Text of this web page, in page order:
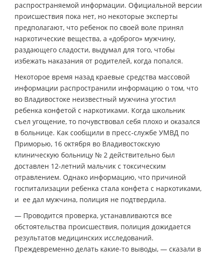
распространяемой информации. Официальной версии
происшествия пока нет, но некоторые эксперты
предполагают, что ребенок по своей воле принял
наркотические вещества, а «доброго» мужчину,
раздающего сладости, выдумал для того, чтобы
избежать наказания от родителей, когда попался.
Некоторое время назад краевые средства массовой
информации распространили информацию о том, что
во Владивостоке неизвестный мужчина угостил
ребенка конфетой с наркотиками. Когда школьник
съел угощение, то почувствовал себя плохо и оказался
в больнице. Как сообщили в пресс-службе УМВД по
Приморью, 16 октября во Владивостокскую
клиническую больницу № 2 действительно был
доставлен 12-летний мальчик с токсическим
отравлением. Однако информацию, что причиной
госпитализации ребенка стала конфета с наркотиками,
и ее дал мужчина, полиция не подтвердила.
— Проводится проверка, устанавливаются все
обстоятельства происшествия, полиция дожидается
результатов медицинских исследований.
Преждевременно делать какие-то выводы, — сказали в